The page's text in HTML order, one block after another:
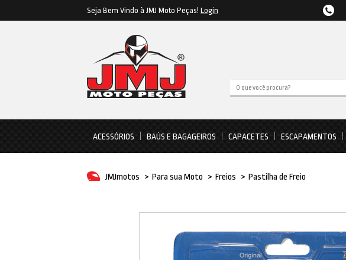
Seja Bem Vindo à JMJ Moto Peças! Login
ACESSÓRIOS BAÚS E BAGAGEIROS CAPACETES ESCAPAMENTOS
JMJmotos > Para sua Moto > Freios > Pastilha de Freio